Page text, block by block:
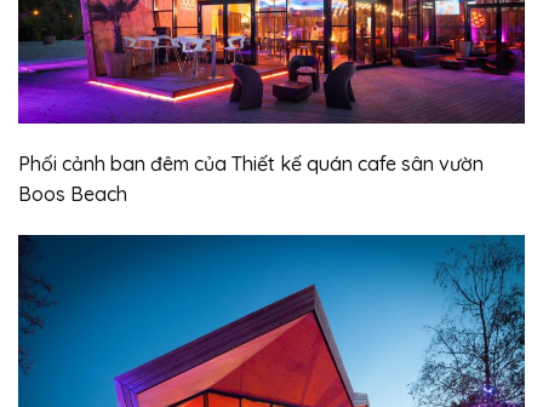
Phối cảnh ban đêm của Thiết kế quán cafe sân vườn
Boos Beach